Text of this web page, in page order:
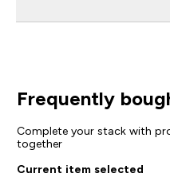
Frequently
Complete your stack with
together
Current item selected